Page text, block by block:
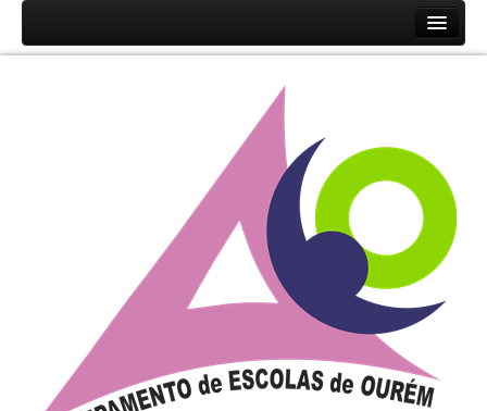
Unidades Orgânicas
Documentos
Associação de Pais e EE